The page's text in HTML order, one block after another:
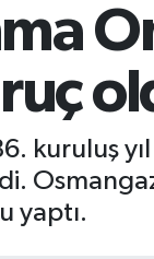
kuruluş
yaptı.